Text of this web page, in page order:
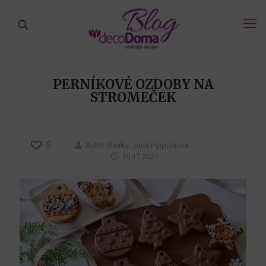
PERNÍKOVÉ OZDOBY NA
STROMEČEK
5 Autor článku: Jana Pippichova
15.11.2021